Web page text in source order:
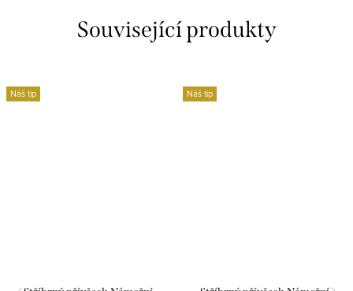
Související produkty
Náš tip Náš tip